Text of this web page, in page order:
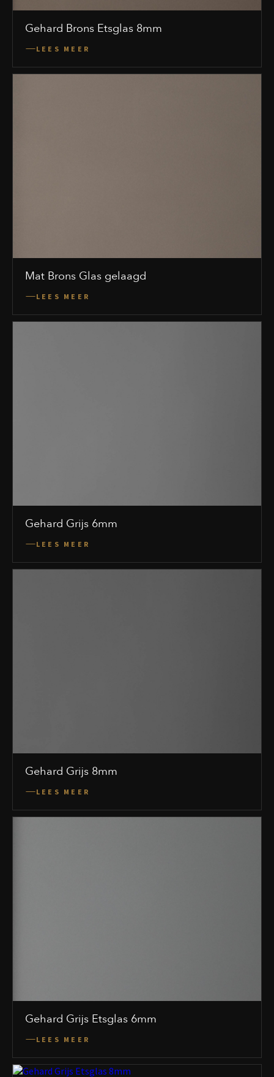
Gehard Brons Etsglas 8mm
LEES MEER
Mat Brons Glas gelaagd
LEES MEER
Gehard Grijs 6mm
LEES MEER
Gehard Grijs 8mm
LEES MEER
Gehard Grijs Etsglas 6mm
LEES MEER